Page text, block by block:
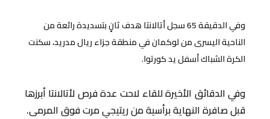
وفي الدقيقة 65 سجل أتالانتا هدف ثانٍ بتسديدة رائعة من
الناحية اليسرى من لوكمان في منطقة جزاء ريال مدريد، سكنت
الكرة الشباك أسفل يد كورتوا.
وفي الدقائق الأخيرة للقاء لاحت عدة فرص لأتالانتا أبرزها
قبل صافرة النهاية برأسية من ريتيجي مرت فوق المرمى.